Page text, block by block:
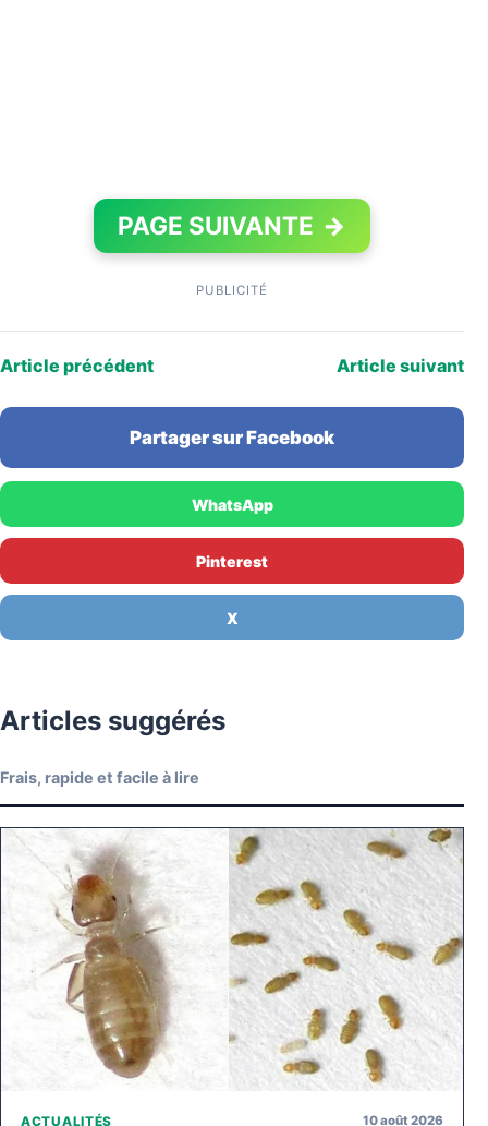
PAGE SUIVANTE →
PUBLICITÉ
Article précédent Article suivant
Partager sur Facebook
WhatsApp
Pinterest
X
Articles suggérés
Frais, rapide et facile à lire
ACTUALITÉS 10 août 2026